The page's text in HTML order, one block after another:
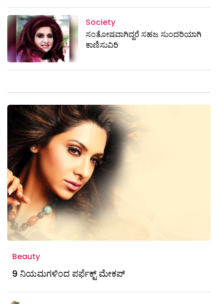
Society
ಸಂತೋಷವಾಗಿದ್ದರೆ ಸಹಜ ಸುಂದರಿಯಾಗಿ
ಕಾಣಿಸುವಿರಿ
Beauty
9 ನಿಯಮಗಳಿಂದ ಪರ್ಫೆಕ್ಟ್ ಮೇಕಪ್‌